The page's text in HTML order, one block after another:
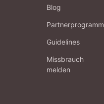
Blog
Partnerprogramm
Guidelines
Missbrauch
melden